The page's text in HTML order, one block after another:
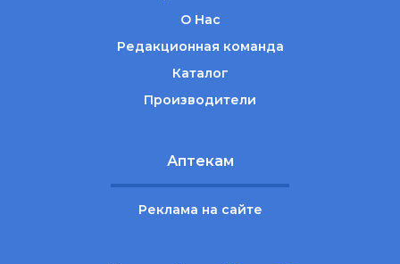
О Нас
Редакционная команда
Каталог
Производители
Аптекам
Реклама на сайте